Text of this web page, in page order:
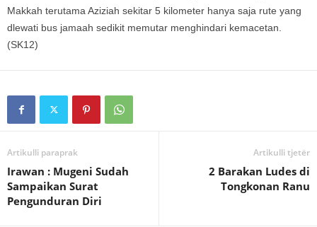
Makkah terutama Aziziah sekitar 5 kilometer hanya saja rute yang
dlewati bus jamaah sedikit memutar menghindari kemacetan.
(SK12)
Artikulli paraprak
Irawan : Mugeni Sudah
Sampaikan Surat
Pengunduran Diri
Artikulli tjetër
2 Barakan Ludes di
Tongkonan Ranu